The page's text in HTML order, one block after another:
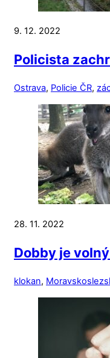
9. 12. 2022
Policista
Ostrava, Policie ČR,
28. 11. 2022
Dobby je
klokan,